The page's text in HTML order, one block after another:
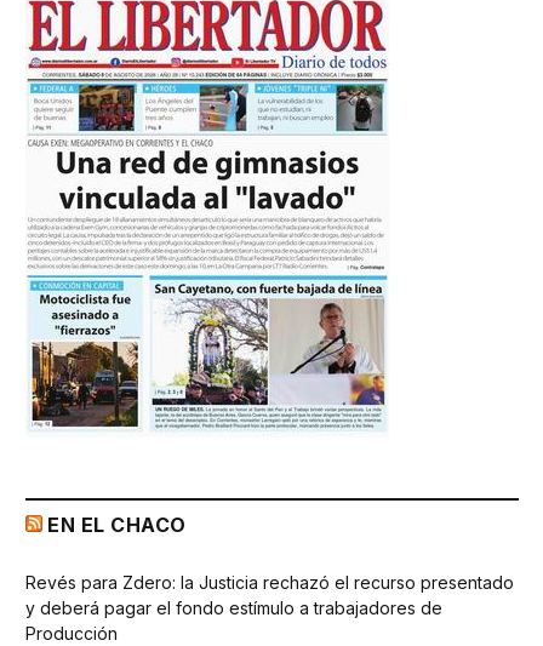
EN EL CHACO
Revés para Zdero: la Justicia rechazó el recurso presentado
y deberá pagar el fondo estímulo a trabajadores de
Producción